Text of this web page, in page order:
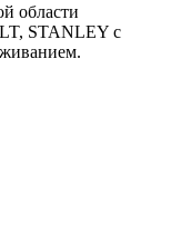
области
STANLEY с